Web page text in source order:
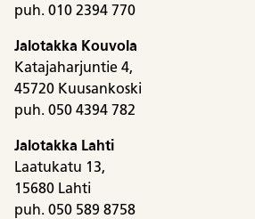
puh. 010 2394 770
Jalotakka Kouvola
Katajaharjuntie 4,
45720 Kuusankoski
puh. 050 4394 782
Jalotakka Lahti
Laatukatu 13,
15680 Lahti
puh. 050 589 8758